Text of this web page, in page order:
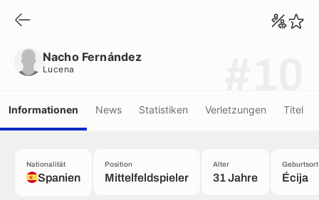
Nacho Fernández
Lucena
Informationen News Statistiken Verletzungen Titel
Nationalität
Spanien
Position
Mittelfeldspieler
Alter
31 Jahre
Geburtsort
Écija